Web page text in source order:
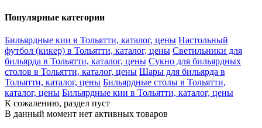
Популярные категории
Бильярдные кии в Тольятти, каталог, цены Настольный
футбол (кикер) в Тольятти, каталог, цены Светильники для
бильярда в Тольятти, каталог, цены Сукно для бильярдных
столов в Тольятти, каталог, цены Шары для бильярда в
Тольятти, каталог, цены Бильярдные столы в Тольятти,
каталог, цены Бильярдные кии в Тольятти, каталог, цены
К сожалению, раздел пуст
В данный момент нет активных товаров